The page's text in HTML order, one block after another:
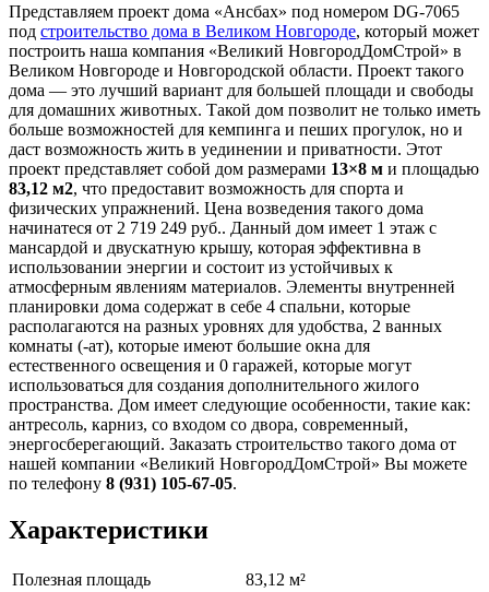
Представляем проект дома «Ансбах» под номером DG-7065
под строительство дома в Великом Новгороде, который может
построить наша компания «Великий НовгородДомСтрой» в
Великом Новгороде и Новгородской области. Проект такого
дома — это лучший вариант для большей площади и свободы
для домашних животных. Такой дом позволит не только иметь
больше возможностей для кемпинга и пеших прогулок, но и
даст возможность жить в уединении и приватности. Этот
проект представляет собой дом размерами 13×8 м и площадью
83,12 м2, что предоставит возможность для спорта и
физических упражнений. Цена возведения такого дома
начинатеся от 2 719 249 руб.. Данный дом имеет 1 этаж с
мансардой и двускатную крышу, которая эффективна в
использовании энергии и состоит из устойчивых к
атмосферным явлениям материалов. Элементы внутренней
планировки дома содержат в себе 4 спальни, которые
располагаются на разных уровнях для удобства, 2 ванных
комнаты (-ат), которые имеют большие окна для
естественного освещения и 0 гаражей, которые могут
использоваться для создания дополнительного жилого
пространства. Дом имеет следующие особенности, такие как:
антресоль, карниз, со входом со двора, современный,
энергосберегающий. Заказать строительство такого дома от
нашей компании «Великий НовгородДомСтрой» Вы можете
по телефону 8 (931) 105-67-05.
Характеристики
Полезная площадь
83,12 м²